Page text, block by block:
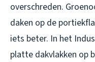
overschreden.
daken op de
iets beter. In het
platte dakvlakken op